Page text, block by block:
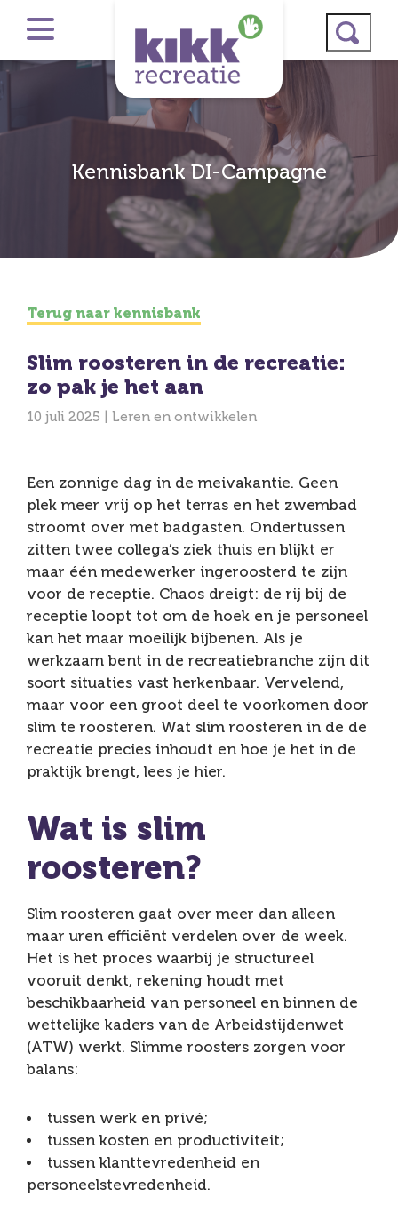
Kennisbank DI-Campagne
Terug naar kennisbank
Slim roosteren in de recreatie:
zo pak je het aan
10 juli 2025 | Leren en ontwikkelen
Een zonnige dag in de meivakantie. Geen
plek meer vrij op het terras en het zwembad
stroomt over met badgasten. Ondertussen
zitten twee collega’s ziek thuis en blijkt er
maar één medewerker ingeroosterd te zijn
voor de receptie. Chaos dreigt: de rij bij de
receptie loopt tot om de hoek en je personeel
kan het maar moeilijk bijbenen. Als je
werkzaam bent in de recreatiebranche zijn dit
soort situaties vast herkenbaar. Vervelend,
maar voor een groot deel te voorkomen door
slim te roosteren. Wat slim roosteren in de de
recreatie precies inhoudt en hoe je het in de
praktijk brengt, lees je hier.
Wat is slim
roosteren?
Slim roosteren gaat over meer dan alleen
maar uren efficiënt verdelen over de week.
Het is het proces waarbij je structureel
vooruit denkt, rekening houdt met
beschikbaarheid van personeel en binnen de
wettelijke kaders van de Arbeidstijdenwet
(ATW) werkt. Slimme roosters zorgen voor
balans:
tussen werk en privé;
tussen kosten en productiviteit;
tussen klanttevredenheid en
personeelstevredenheid.